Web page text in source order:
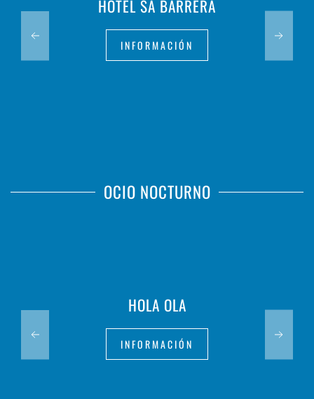
HOTEL SA BARRERA
INFORMACIÓN
OCIO NOCTURNO
HOLA OLA
INFORMACIÓN